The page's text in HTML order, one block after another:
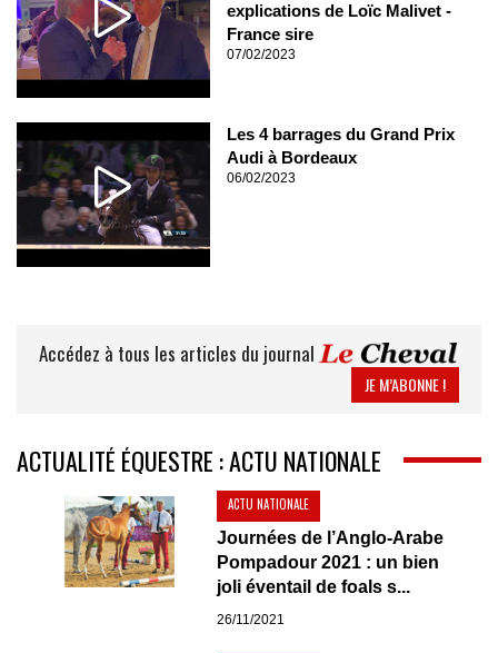
explications de Loïc Malivet -
France sire
07/02/2023
Les 4 barrages du Grand Prix
Audi à Bordeaux
06/02/2023
Accédez à tous les articles du journal
JE M’ABONNE !
ACTUALITÉ ÉQUESTRE : ACTU NATIONALE
ACTU NATIONALE
Journées de l’Anglo-Arabe
Pompadour 2021 : un bien
joli éventail de foals s...
26/11/2021